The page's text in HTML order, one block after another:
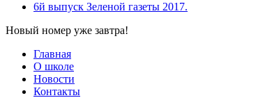
6й выпуск Зеленой газеты 2017.
Новый номер уже завтра!
Главная
О школе
Новости
Контакты